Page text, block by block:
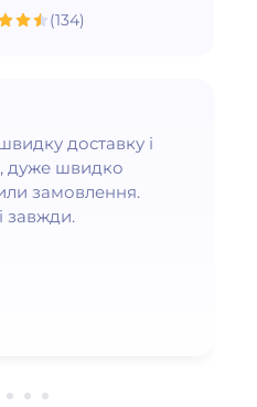
(134)
доставку і
дуже швидко
замовлення.
завжди.